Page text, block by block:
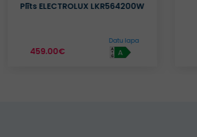
Plīts GORENJE MEKIS5101I
619.50€ A
Datu lapa